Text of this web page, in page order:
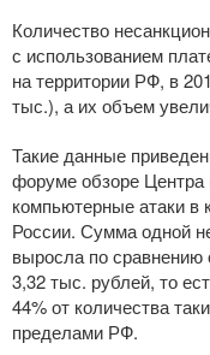
Количество
с использованием
на территории РФ, в
тыс.), а их объем
Такие данные
форуме обзоре Центра
компьютерные атаки в
России. Сумма одной
выросла по сравнению
3,32 тыс. рублей, то
44% от количества
пределами РФ.